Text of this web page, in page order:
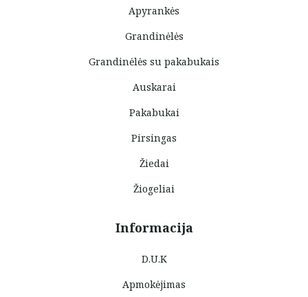
Apyrankės
Grandinėlės
Grandinėlės su pakabukais
Auskarai
Pakabukai
Pirsingas
Žiedai
Žiogeliai
Informacija
D.U.K
Apmokėjimas